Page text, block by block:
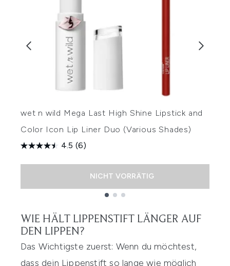
wet n wild Mega Last High Shine Lipstick and
Color Icon Lip Liner Duo (Various Shades)
4.5 (6)
NICHT VORRÄTIG
WIE HÄLT LIPPENSTIFT LÄNGER AUF
DEN LIPPEN?
Das Wichtigste zuerst: Wenn du möchtest,
dass dein Lippenstift so lange wie möglich